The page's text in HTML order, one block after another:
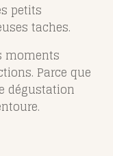
petits
taches.
moments
Parce que
dégustation